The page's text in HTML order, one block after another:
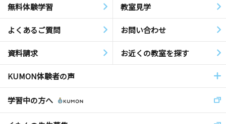
無料体験学習 教室見学
よくあるご質問 お問い合わせ
資料請求 お近くの教室を探す
KUMON体験者の声
学習中の方へ